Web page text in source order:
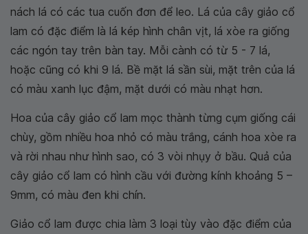
nách lá có các tua cuốn đơn để leo. Lá của cây giảo cổ
lam có đặc điểm là lá kép hình chân vịt, lá xòe ra giống
các ngón tay trên bàn tay. Mỗi cành có từ 5 - 7 lá,
hoặc cũng có khi 9 lá. Bề mặt lá sần sùi, mặt trên của lá
có màu xanh lục đậm, mặt dưới có màu nhạt hơn.
Hoa của cây giảo cổ lam mọc thành từng cụm giống cái
chùy, gồm nhiều hoa nhỏ có màu trắng, cánh hoa xòe ra
và rời nhau như hình sao, có 3 vòi nhụy ở bầu. Quả của
cây giảo cổ lam có hình cầu với đường kính khoảng 5 –
9mm, có màu đen khi chín.
Giảo cổ lam được chia làm 3 loại tùy vào đặc điểm của